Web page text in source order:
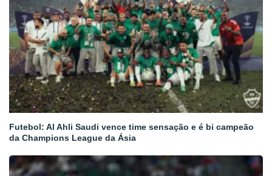
Futebol: Al Ahli Saudi vence time sensação e é bi campeão
da Champions League da Ásia